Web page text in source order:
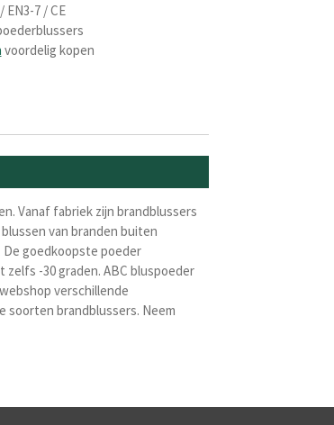
7 / CE
voordelig kopen
Vanaf fabriek zijn brandblussers
van branden buiten
De goedkoopste poeder
zelfs -30 graden. ABC bluspoeder
verschillende
soorten brandblussers. Neem